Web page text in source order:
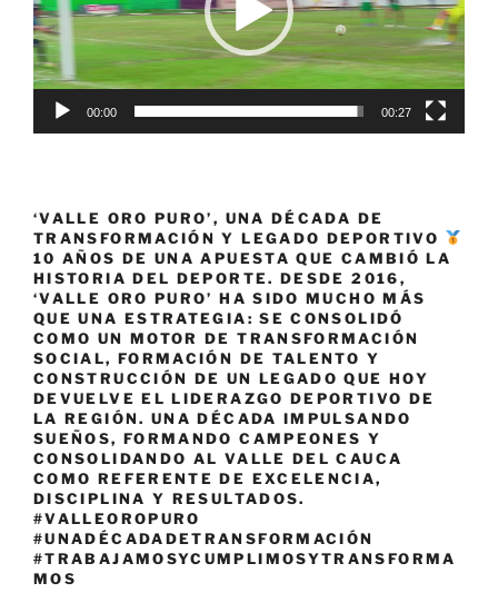
femenino
Sub-
20»
00:00 00:27
‘VALLE ORO PURO’, UNA DÉCADA DE
TRANSFORMACIÓN Y LEGADO DEPORTIVO
10 AÑOS DE UNA APUESTA QUE CAMBIÓ LA
HISTORIA DEL DEPORTE. DESDE 2016,
‘VALLE ORO PURO’ HA SIDO MUCHO MÁS
QUE UNA ESTRATEGIA: SE CONSOLIDÓ
COMO UN MOTOR DE TRANSFORMACIÓN
SOCIAL, FORMACIÓN DE TALENTO Y
CONSTRUCCIÓN DE UN LEGADO QUE HOY
DEVUELVE EL LIDERAZGO DEPORTIVO DE
LA REGIÓN. UNA DÉCADA IMPULSANDO
SUEÑOS, FORMANDO CAMPEONES Y
CONSOLIDANDO AL VALLE DEL CAUCA
COMO REFERENTE DE EXCELENCIA,
DISCIPLINA Y RESULTADOS.
#VALLEOROPURO
#UNADÉCADADETRANSFORMACIÓN
#TRABAJAMOSYCUMPLIMOSYTRANSFORMA
MOS